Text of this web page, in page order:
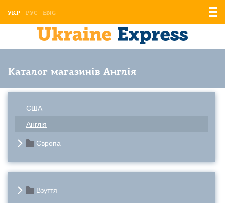
УКР РУС ENG
Каталог магазинів Англія
США
Англія
Європа
Взуття